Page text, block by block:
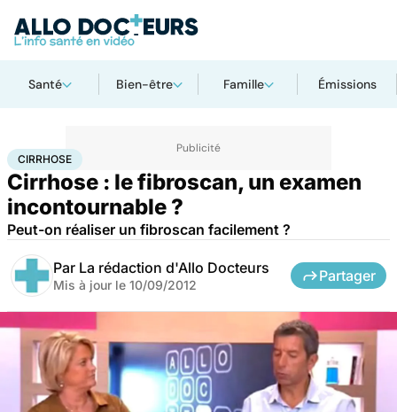
Santé Bien-être Famille Émissions
AccueilSantéCirrhose
CIRRHOSE
Cirrhose : le fibroscan, un examen
incontournable ?
Peut-on réaliser un fibroscan facilement ?
Par La rédaction d'Allo Docteurs
Mis à jour le 10/09/2012
Partager